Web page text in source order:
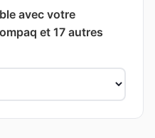
avec votre
et 17 autres